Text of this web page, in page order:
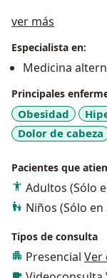
ver más
Especialista en:
Medicina
Principales
Obesidad
Dolor de cabeza
Pacientes que
Adultos (Sólo
Niños (Sólo
Tipos de consulta
Presencial Ver